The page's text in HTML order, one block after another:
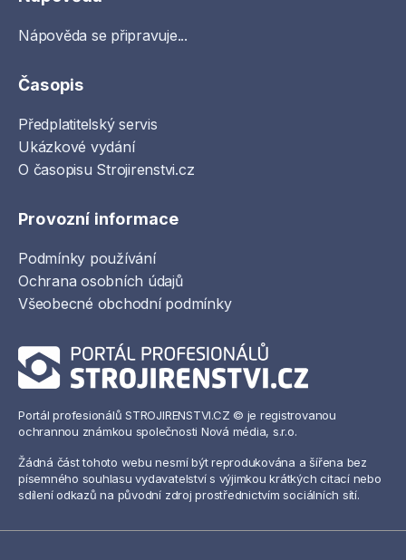
Nápověda se připravuje...
Časopis
Předplatitelský servis
Ukázkové vydání
O časopisu Strojirenstvi.cz
Provozní informace
Podmínky používání
Ochrana osobních údajů
Všeobecné obchodní podmínky
Portál profesionálů STROJIRENSTVI.CZ © je registrovanou
ochrannou známkou společnosti Nová média, s.r.o.
Žádná část tohoto webu nesmí být reprodukována a šířena bez
písemného souhlasu vydavatelství s výjimkou krátkých citací nebo
sdílení odkazů na původní zdroj prostřednictvím sociálních sítí.